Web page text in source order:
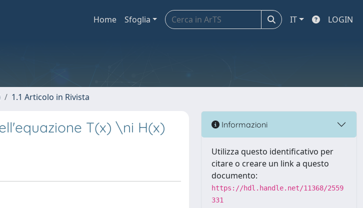
Home Sfoglia IT LOGIN
1.1 Articolo in Rivista
T(x) \ni H(x) Informazioni
Utilizza questo identificativo per
citare o creare un link a questo
documento:
https://hdl.handle.net/11368/2559
331